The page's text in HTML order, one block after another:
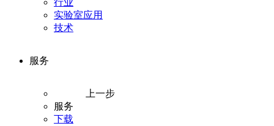
行业
实验室应用
技术
服务
上一步
服务
下载